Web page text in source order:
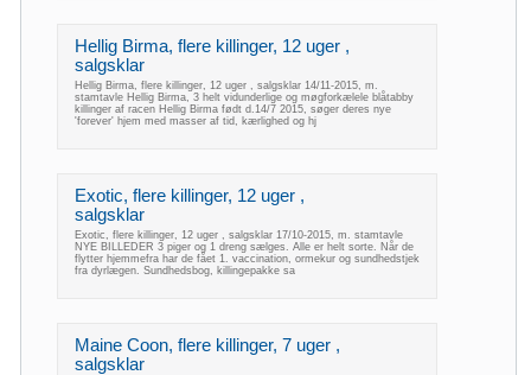
Hellig Birma, flere killinger, 12 uger ,
salgsklar
Hellig Birma, flere killinger, 12 uger , salgsklar 14/11-2015, m.
stamtavle Hellig Birma, 3 helt vidunderlige og møgforkælele blåtabby
killinger af racen Hellig Birma født d.14/7 2015, søger deres nye
'forever' hjem med masser af tid, kærlighed og hj
Exotic, flere killinger, 12 uger ,
salgsklar
Exotic, flere killinger, 12 uger , salgsklar 17/10-2015, m. stamtavle
NYE BILLEDER 3 piger og 1 dreng sælges. Alle er helt sorte. Når de
flytter hjemmefra har de fået 1. vaccination, ormekur og sundhedstjek
fra dyrlægen. Sundhedsbog, killingepakke sa
Maine Coon, flere killinger, 7 uger ,
salgsklar